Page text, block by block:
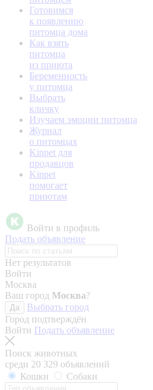
Готовимся
к появлению
питомца дома
Как взять
питомца
из приюта
Беременность
у питомца
Выбрать
кличку
Изучаем эмоции питомца
Журнал
о питомцах
Kinpet для
продавцов
Kinpet
помогает
приютам
Войти в профиль
Подать объявление
Нет результатов
Войти
Москва
Ваш город Москва?
Да
Выбрать город
Город подтверждён
Войти Подать объявление
Поиск животных
среди 20 329 объявлений
Кошки
Собаки